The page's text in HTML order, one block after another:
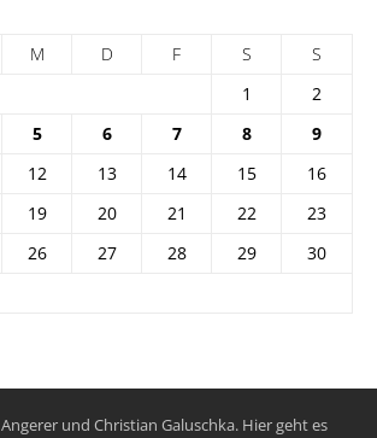
M D F S
S
1
2
5 6 7 8
9
12 13 14 15
16
19 20 21 22
23
26 27 28 29
30
und Christian Galuschka. Hier geht es